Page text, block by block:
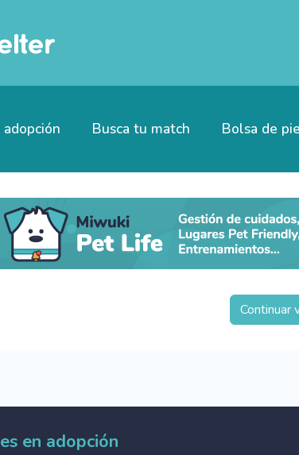
Busca tu match Bolsa de
Continuar
en adopción